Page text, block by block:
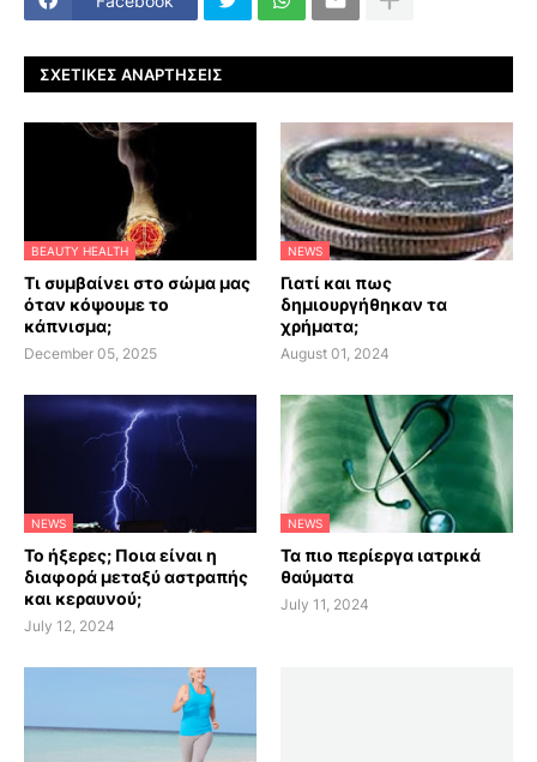
ΣΧΕΤΙΚΈΣ ΑΝΑΡΤΉΣΕΙΣ
BEAUTY HEALTH
Τι συμβαίνει στο σώμα μας
όταν κόψουμε το
κάπνισμα;
December 05, 2025
NEWS
Γιατί και πως
δημιουργήθηκαν τα
χρήματα;
August 01, 2024
NEWS
Το ήξερες; Ποια είναι η
διαφορά μεταξύ αστραπής
και κεραυνού;
July 12, 2024
NEWS
Τα πιο περίεργα ιατρικά
θαύματα
July 11, 2024